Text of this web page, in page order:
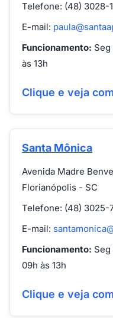
Telefone: (48) 3028-
E-mail:
Funcionamento: Seg
às 13h
Clique e veja
Santa Mônica
Avenida Madre
Florianópolis - SC
Telefone: (48) 3025-
E-mail:
Funcionamento: Seg
09h às 13h
Clique e veja